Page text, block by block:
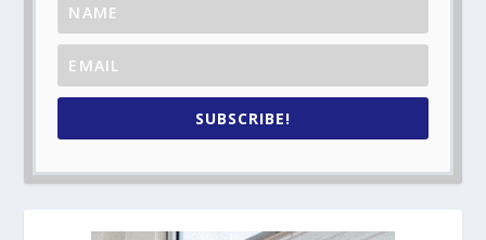
SUBSCRIBE!